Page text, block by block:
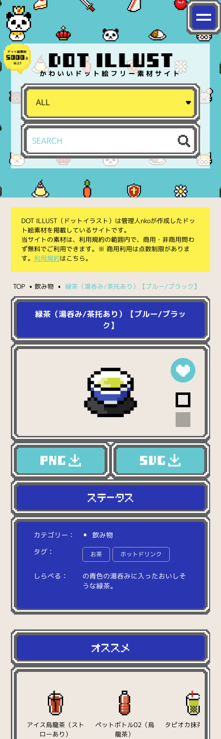
かわいいドット絵フリー素材サイト
DOT ILLUST（ドットイラスト）は管理人nkoが作成したドッ
ト絵素材を掲載しているサイトです。
当サイトの素材は、利用規約の範囲内で、商用・非商用問わ
ず無料でご利用できます。※ 商用利用は点数制限がありま
す。 利用規約はこちら。
TOP 飲み物 緑茶（湯呑み/茶托あり）【ブルー/ブラック】
緑茶（湯呑み/茶托あり）【ブルー/ブラッ
ク】
カテゴリー：
飲み物
タグ：
お茶 ホットドリンク
しらべる： の青色の湯呑みに入ったおい しそ
うな緑茶。
アイス烏龍茶（スト
ローあり）
ペットボトル02（烏
龍茶）
タピオカ抹茶ミル